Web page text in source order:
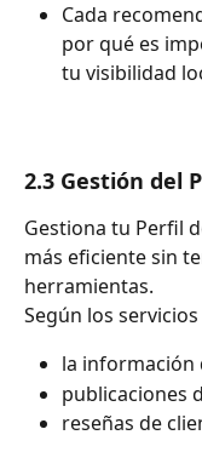
Cada
por qué es
tu visibilidad
2.3 Gestión del
Gestiona tu Perfil
más eficiente sin
herramientas.
Según los
la información
publicaciones
reseñas de